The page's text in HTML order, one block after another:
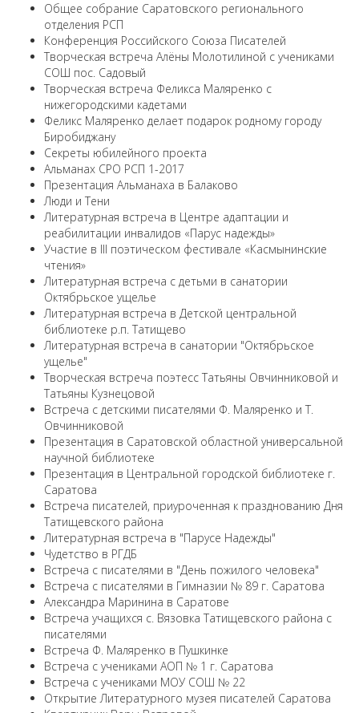
Общее собрание Саратовского регионального
отделения РСП
Конференция Российского Союза Писателей
Творческая встреча Алёны Молотилиной с учениками
СОШ пос. Садовый
Творческая встреча Феликса Маляренко с
нижегородскими кадетами
Феликс Маляренко делает подарок родному городу
Биробиджану
Секреты юбилейного проекта
Альманах СРО РСП 1-2017
Презентация Альманаха в Балаково
Люди и Тени
Литературная встреча в Центре адаптации и
реабилитации инвалидов «Парус надежды»
Участие в III поэтическом фестивале «Касмынинские
чтения»
Литературная встреча с детьми в санатории
Октябрьское ущелье
Литературная встреча в Детской центральной
библиотеке р.п. Татищево
Литературная встреча в санатории "Октябрьское
ущелье"
Творческая встреча поэтесс Татьяны Овчинниковой и
Татьяны Кузнецовой
Встреча с детскими писателями Ф. Маляренко и Т.
Овчинниковой
Презентация в Саратовской областной универсальной
научной библиотеке
Презентация в Центральной городской библиотеке г.
Саратова
Встреча писателей, приуроченная к празднованию Дня
Татищевского района
Литературная встреча в "Парусе Надежды"
Чудетство в РГДБ
Встреча с писателями в "День пожилого человека"
Встреча с писателями в Гимназии № 89 г. Саратова
Александра Маринина в Саратове
Встреча учащихся с. Вязовка Татищевского района с
писателями
Встреча Ф. Маляренко в Пушкинке
Встреча с учениками АОП № 1 г. Саратова
Встреча с учениками МОУ СОШ № 22
Открытие Литературного музея писателей Саратова